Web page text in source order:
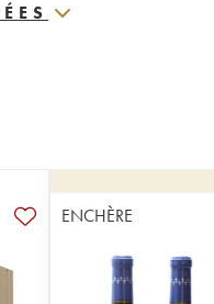
ENCHÈRE